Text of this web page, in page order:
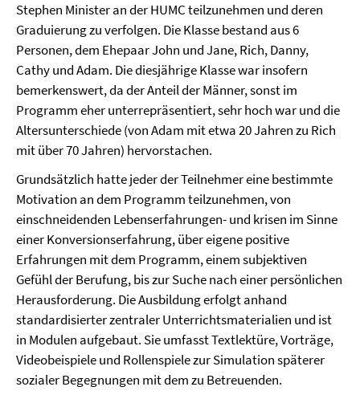
Stephen Minister an der HUMC teilzunehmen und deren
Graduierung zu verfolgen. Die Klasse bestand aus 6
Personen, dem Ehepaar John und Jane, Rich, Danny,
Cathy und Adam. Die diesjährige Klasse war insofern
bemerkenswert, da der Anteil der Männer, sonst im
Programm eher unterrepräsentiert, sehr hoch war und die
Altersunterschiede (von Adam mit etwa 20 Jahren zu Rich
mit über 70 Jahren) hervorstachen.
Grundsätzlich hatte jeder der Teilnehmer eine bestimmte
Motivation an dem Programm teilzunehmen, von
einschneidenden Lebenserfahrungen- und krisen im Sinne
einer Konversionserfahrung, über eigene positive
Erfahrungen mit dem Programm, einem subjektiven
Gefühl der Berufung, bis zur Suche nach einer persönlichen
Herausforderung. Die Ausbildung erfolgt anhand
standardisierter zentraler Unterrichtsmaterialien und ist
in Modulen aufgebaut. Sie umfasst Textlektüre, Vorträge,
Videobeispiele und Rollenspiele zur Simulation späterer
sozialer Begegnungen mit dem zu Betreuenden.